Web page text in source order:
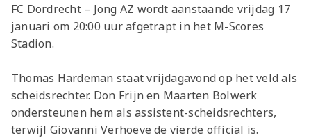
FC Dordrecht – Jong AZ wordt aanstaande vrijdag 17
januari om 20:00 uur afgetrapt in het M-Scores
Stadion.
Thomas Hardeman staat vrijdagavond op het veld als
scheidsrechter. Don Frijn en Maarten Bolwerk
ondersteunen hem als assistent-scheidsrechters,
terwijl Giovanni Verhoeve de vierde official is.